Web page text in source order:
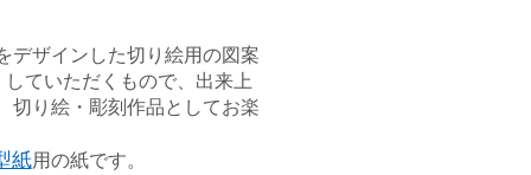
ザインした切り絵用の図案
ていただくもので、出来上
切り絵・彫刻作品としてお楽
紙用の紙です。